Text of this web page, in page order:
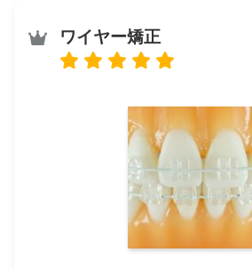
ワイヤー矯正